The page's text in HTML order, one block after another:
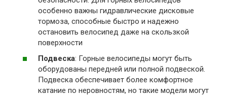
особенно важны гидравлические дисковые
тормоза, способные быстро и надежно
остановить велосипед даже на скользкой
поверхности
Подвеска: Горные велосипеды могут быть
оборудованы передней или полной подвеской.
Подвеска обеспечивает более комфортное
катание по неровностям, но такие модели могут